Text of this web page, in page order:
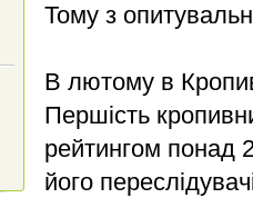
Тому з
В лютому в
Першість
рейтингом понад
його